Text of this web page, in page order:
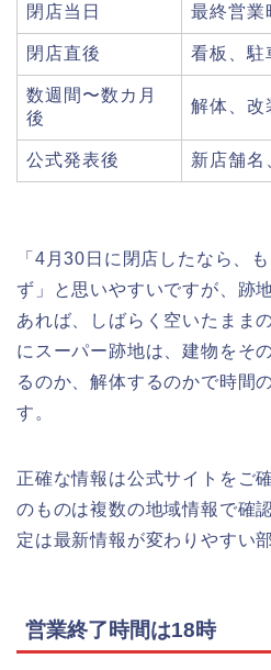
閉店当日 最終営業
閉店直後 看板、駐
数週間〜数カ月
後
解体、改
公式発表後 新店舗名
「4月30日に閉店したなら、
ず」と思いやすいですが、跡
あれば、しばらく空いたまま
にスーパー跡地は、建物をそ
るのか、解体するのかで時間
す。
正確な情報は公式サイトをご
のものは複数の地域情報で確
定は最新情報が変わりやすい
営業終了時間は18時